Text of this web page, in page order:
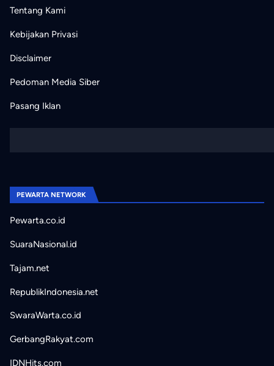
Tentang Kami
Kebijakan Privasi
Disclaimer
Pedoman Media Siber
Pasang Iklan
PEWARTA NETWORK
Pewarta.co.id
SuaraNasional.id
Tajam.net
RepublikIndonesia.net
SwaraWarta.co.id
GerbangRakyat.com
IDNHits.com